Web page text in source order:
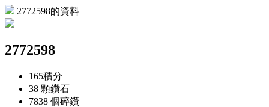
2772598的資料
2772598
165積分
38 顆鑽石
7838 個碎鑽